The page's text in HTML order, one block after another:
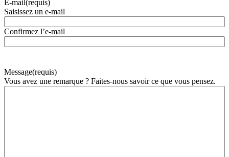
E-mail(requis)
Saisissez un e-mail
Confirmez l’e-mail
Message(requis)
Vous avez une remarque ? Faites-nous savoir ce que vous pensez.